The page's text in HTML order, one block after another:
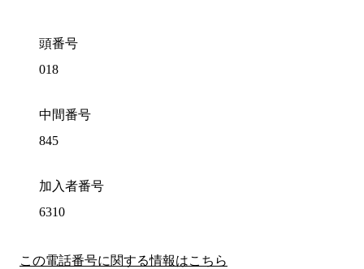
頭番号
018
中間番号
845
加入者番号
6310
この電話番号に関する情報はこちら